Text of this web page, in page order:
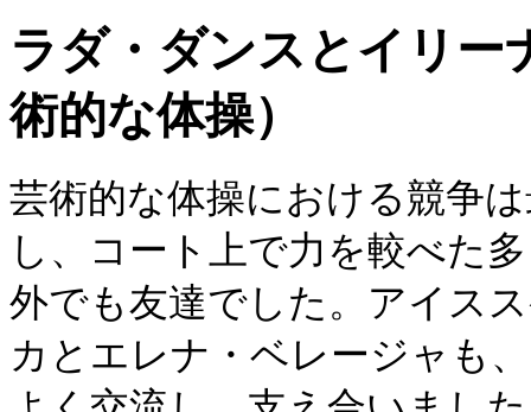
ラダ・ダンスとイリー
術的な体操）
芸術的な体操における競争
し、コート上で力を較べた
外でも友達でした。アイス
カとエレナ・ベレージャも